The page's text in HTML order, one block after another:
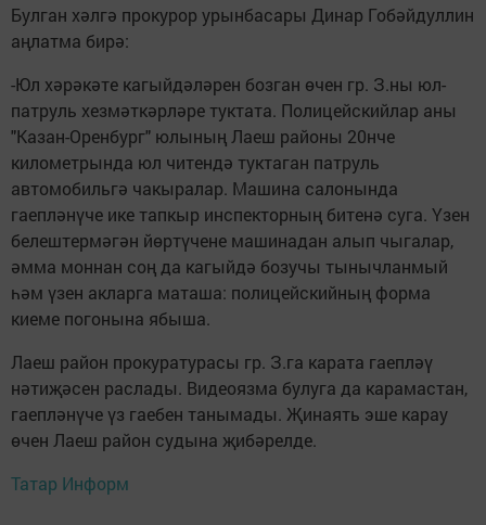
Булган хәлгә прокурор урынбасары Динар Гобәйдуллин
аңлатма бирә:
-Юл хәрәкәте кагыйдәләрен бозган өчен гр. З.ны юл-
патруль хезмәткәрләре туктата. Полицейскийлар аны
"Казан-Оренбург" юлының Лаеш районы 20нче
километрында юл читендә туктаган патруль
автомобильгә чакыралар. Машина салонында
гаепләнүче ике тапкыр инспекторның битенә суга. Үзен
белештермәгән йөртүчене машинадан алып чыгалар,
әмма моннан соң да кагыйдә бозучы тынычланмый
һәм үзен акларга маташа: полицейскийның форма
киеме погонына ябыша.
Лаеш район прокуратурасы гр. З.га карата гаепләү
нәтиҗәсен раслады. Видеоязма булуга да карамастан,
гаепләнүче үз гаебен танымады. Җинаять эше карау
өчен Лаеш район судына җибәрелде.
Татар Информ